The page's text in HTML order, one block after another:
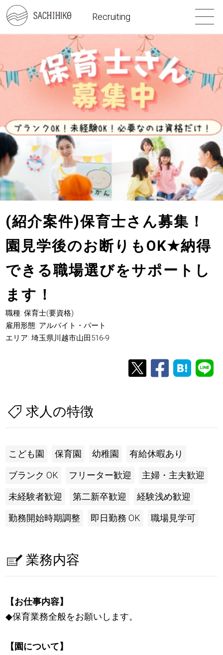
Recruiting
(紹介案件)保育士さん募集！
園見学後のお断りもOK★納得
できる職場選びをサポートし
ます！
職種: 保育士(要資格)
雇用形態: アルバイト・パート
エリア: 埼玉県川越市山田516-9
求人の特徴
こども園 保育園 幼稚園 有給休暇あり
ブランク OK フリーター歓迎 主婦・主夫歓迎
未経験者歓迎 第二新卒歓迎 経験浅め歓迎
勤務開始時期調整 即日勤務 OK 職場見学可
業務内容
【お仕事内容】
◆保育業務全般をお願いします。
【園について】